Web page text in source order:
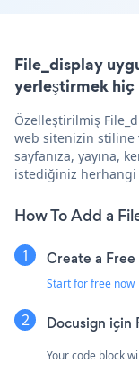
File_display
yerleştirmek hiç
Özelleştirilmiş
web sitenizin stiline
sayfanıza, yayına,
istediğiniz
How To Add a
Create a
Start for free now
Docusign için
Your code block